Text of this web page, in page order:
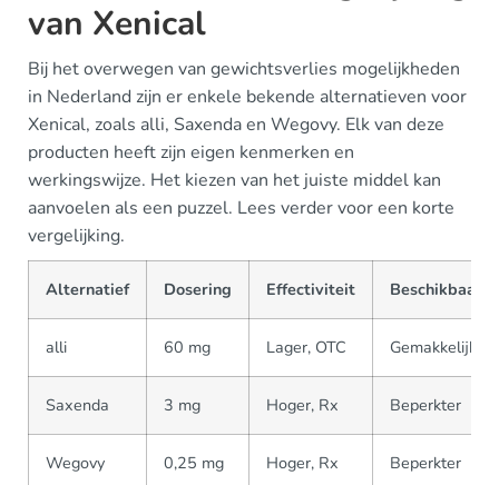
van Xenical
Bij het overwegen van gewichtsverlies mogelijkheden
in Nederland zijn er enkele bekende alternatieven voor
Xenical, zoals alli, Saxenda en Wegovy. Elk van deze
producten heeft zijn eigen kenmerken en
werkingswijze. Het kiezen van het juiste middel kan
aanvoelen als een puzzel. Lees verder voor een korte
vergelijking.
Alternatief Dosering Effectiviteit
alli 60 mg Lager, OTC Gemakkelijk
Saxenda 3 mg Hoger, Rx Beperkter
Wegovy 0,25 mg Hoger, Rx Beperkter